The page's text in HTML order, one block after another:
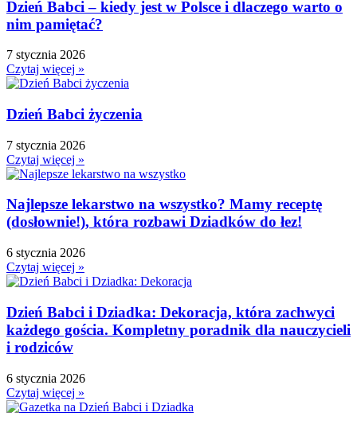
Dzień Babci – kiedy jest w Polsce i dlaczego warto o
nim pamiętać?
7 stycznia 2026
Czytaj więcej »
Dzień Babci życzenia
7 stycznia 2026
Czytaj więcej »
Najlepsze lekarstwo na wszystko? Mamy receptę
(dosłownie!), która rozbawi Dziadków do łez!
6 stycznia 2026
Czytaj więcej »
Dzień Babci i Dziadka: Dekoracja, która zachwyci
każdego gościa. Kompletny poradnik dla nauczycieli
i rodziców
6 stycznia 2026
Czytaj więcej »